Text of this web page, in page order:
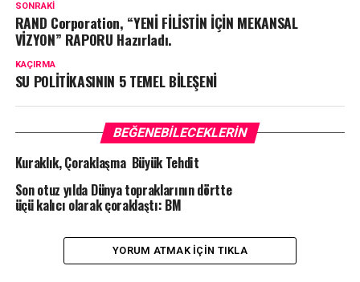
SONRAKI
RAND Corporation, “YENİ FİLİSTİN İÇİN MEKANSAL
VİZYON” RAPORU Hazırladı.
KAÇIRMA
SU POLİTİKASININ 5 TEMEL BİLEŞENİ
BEĞENEBILECEKLERIN
Kuraklık, Çoraklaşma Büyük Tehdit
Son otuz yılda Dünya topraklarının dörtte
üçü kalıcı olarak çoraklaştı: BM
YORUM ATMAK IÇIN TIKLA